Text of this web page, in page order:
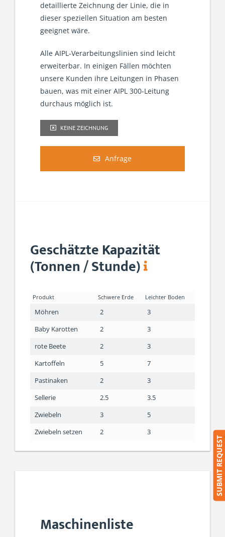
detaillierte Zeichnung der Linie, die in
dieser speziellen Situation am besten
geeignet wäre.
Alle AIPL-Verarbeitungslinien sind leicht
erweiterbar. In einigen Fällen möchten
unsere Kunden ihre Leitungen in Phasen
bauen, was mit einer AIPL 300-Leitung
durchaus möglich ist.
KEINE ZEICHNUNG
Anfrage
Geschätzte Kapazität
(Tonnen / Stunde)
Produkt Schwere Erde Leichter Boden
Möhren 2
3
Baby Karotten
2
3
rote Beete
2
3
Kartoffeln
5
7
Pastinaken
2
3
Sellerie
2.5
3.5
Zwiebeln
3
5
Zwiebeln setzen
2 3
Maschinenliste
SUBMIT REQUEST